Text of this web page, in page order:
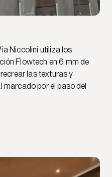
Niccolini utiliza los
Flowtech en 6 mm de
las texturas y
por el paso del